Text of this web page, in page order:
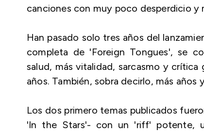
canciones con muy poco desperdicio y
Han pasado solo tres años del
completa de 'Foreign Tongues', se
salud, más vitalidad, sarcasmo y
años. También, sobra decirlo, más años
Los dos primero temas publicados
'In the Stars'- con un 'riff' potente,